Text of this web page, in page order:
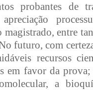
probantes de
magistrado, entre
futuro, com
recursos
em favor da
a